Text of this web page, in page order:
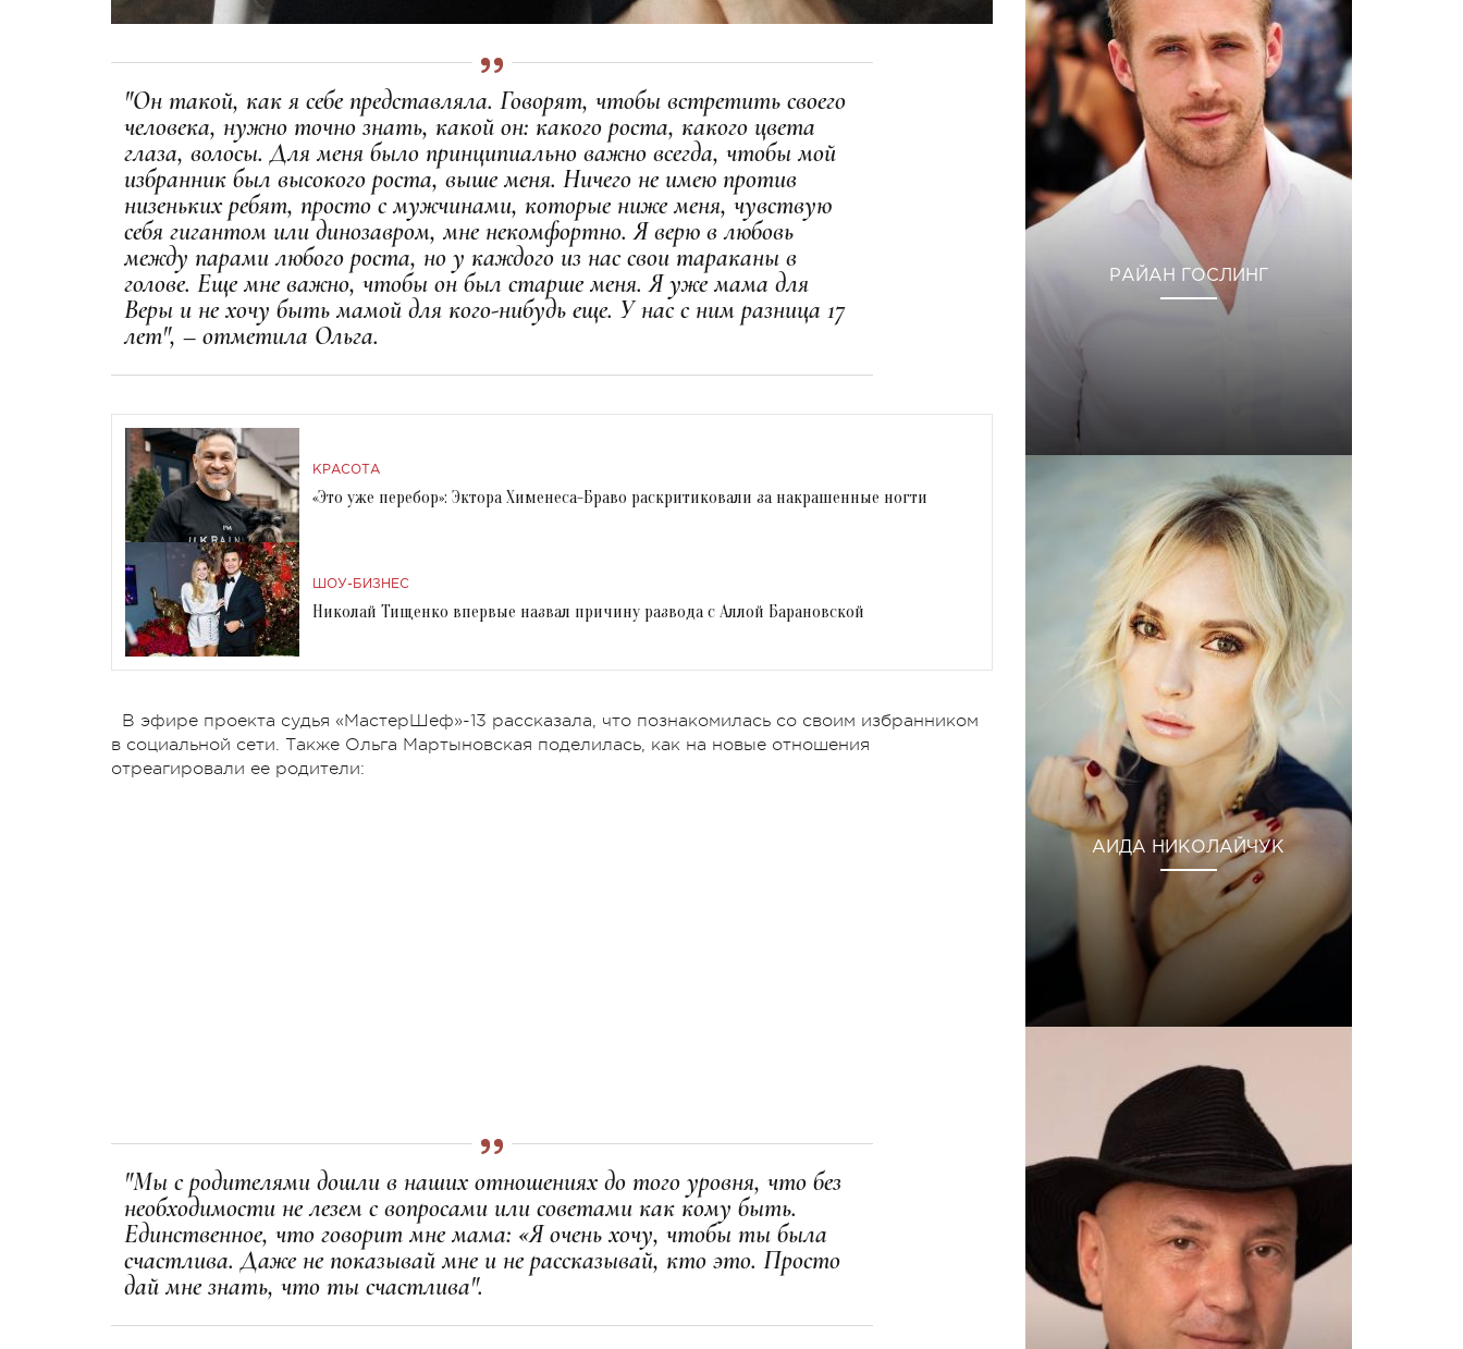
"Он такой, как я себе представляла. Говорят, чтобы встретить своего
человека, нужно точно знать, какой он: какого роста, какого цвета
глаза, волосы. Для меня было принципиально важно всегда, чтобы мой
избранник был высокого роста, выше меня. Ничего не имею против
низеньких ребят, просто с мужчинами, которые ниже меня, чувствую
себя гигантом или динозавром, мне некомфортно. Я верю в любовь
между парами любого роста, но у каждого из нас свои тараканы в
голове. Еще мне важно, чтобы он был старше меня. Я уже мама для
Веры и не хочу быть мамой для кого-нибудь еще. У нас с ним разница 17
лет", – отметила Ольга.
КРАСОТА
«Это уже перебор»: Эктора Хименеса-Браво раскритиковали за накрашенные ногти
ШОУ-БИЗНЕС
Николай Тищенко впервые назвал причину развода с Аллой Барановской
В эфире проекта судья «МастерШеф»-13 рассказала, что познакомилась со своим избранником
в социальной сети. Также Ольга Мартыновская поделилась, как на новые отношения
отреагировали ее родители:
"Мы с родителями дошли в наших отношениях до того уровня, что без
необходимости не лезем с вопросами или советами как кому быть.
Единственное, что говорит мне мама: «Я очень хочу, чтобы ты была
счастлива. Даже не показывай мне и не рассказывай, кто это. Просто
дай мне знать, что ты счастлива".
РАЙАН ГОСЛИНГ
АИДА НИКОЛАЙЧУК